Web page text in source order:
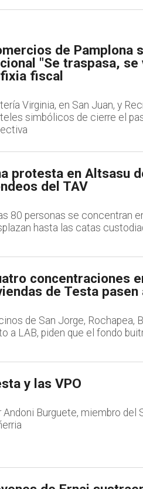
de Pamplona
"Se traspasa,
fiscal
Virginia, en San Juan, y
simbólicos de cierre el
protesta en Altsasu
del TAV
80 personas se concentran
hasta las catas
concentraciones
de Testa
de San Jorge, Rochapea,
a LAB, piden que el fondo
y las VPO
Andoni Burguete, miembro